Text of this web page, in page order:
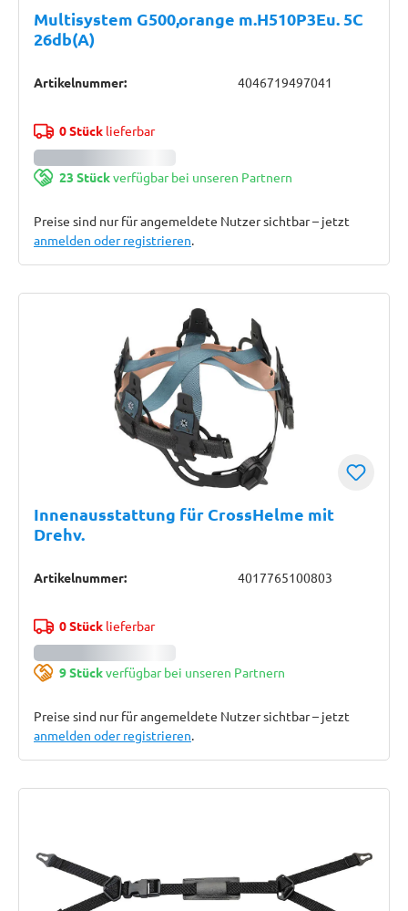
Multisystem G500,orange m.H510P3Eu. 5C
26db(A)
Artikelnummer: 4046719497041
0 Stücklieferbar
23 Stückverfügbar bei unseren Partnern
Preise sind nur für angemeldete Nutzer sichtbar – jetzt
anmelden oder registrieren.
Innenausstattung für CrossHelme mit
Drehv.
Artikelnummer: 4017765100803
0 Stücklieferbar
9 Stückverfügbar bei unseren Partnern
Preise sind nur für angemeldete Nutzer sichtbar – jetzt
anmelden oder registrieren.